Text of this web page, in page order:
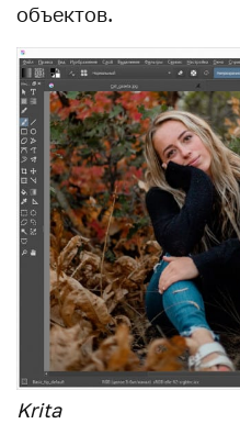
объектов.
Krita